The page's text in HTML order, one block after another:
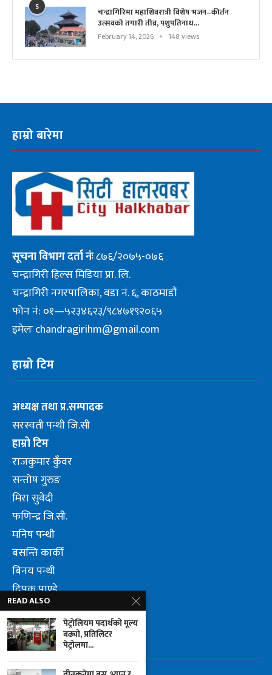
5
चन्द्रागिरिमा महाशिवरात्री विशेष भजन–कीर्तन
उत्सवको तयारी तीव्र, पशुपतिनाथ...
February 14, 2026 148 views
हाम्रो बारेमा
सूचनाविभाग दर्ता नंः८७६/२०७५-०७६
चन्द्रागिरी हिल्स मिडिया प्रा. लि.
चन्द्रागिरी नगरपालिका, वडा नं. ६, काठमाडौं
फोन नं: ०१—५२३४६२३/९८४७१९२०६५
इमेलः chandragirihm@gmail.com
हाम्रो टिम
अध्यक्ष तथा प्र.सम्पादक
सरस्वती पन्थी जि.सी
हाम्रो टिम
राजकुमार कुँवर
सन्तोष गुरुङ
मिरा सुवेदी
फणिन्द्र जि.सी.
मनिष पन्थी
बसन्ति कार्की
बिनय पन्थी
दिपक पाण्डे
लुम्वीनि पन्थी जि.सी.
FOLLOW US
READ ALSO
पेट्रोलियम पदार्थको मूल्य
बढ्यो, प्रतिलिटर
पेट्रोलमा...